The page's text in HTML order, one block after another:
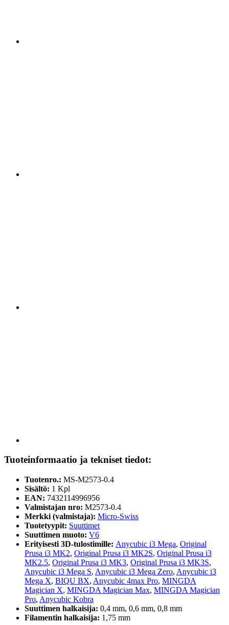
Tuoteinformaatio ja tekniset tiedot:
Tuotenro.: MS-M2573-0.4
Sisältö: 1 Kpl
EAN: 7432114996956
Valmistajan nro: M2573-0.4
Merkki (valmistaja): Micro-Swiss
Tuotetyypit: Suuttimet
Suuttimen muoto: V6
Erityisesti 3D-tulostimille: Anycubic i3 Mega, Original
Prusa i3 MK2, Original Prusa i3 MK2S, Original Prusa i3
MK2.5, Original Prusa i3 MK3, Original Prusa i3 MK3S,
Anycubic i3 Mega S, Anycubic i3 Mega Zero, Anycubic i3
Mega X, BIQU BX, Anycubic 4max Pro, MINGDA
Magician X, MINGDA Magician Max, MINGDA Magician
Pro, Anycubic Kobra
Suuttimen halkaisija: 0,4 mm, 0,6 mm, 0,8 mm
Filamentin halkaisija: 1,75 mm